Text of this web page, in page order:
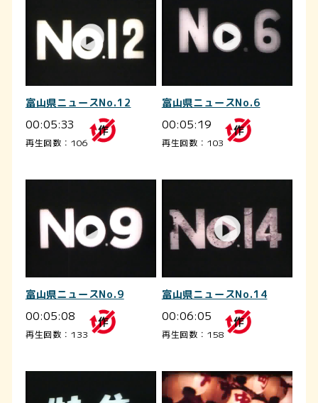
富山県ニュースNo.12
00:05:33
再生回数：106
富山県ニュースNo.6
00:05:19
再生回数：103
富山県ニュースNo.9
00:05:08
再生回数：133
富山県ニュースNo.14
00:06:05
再生回数：158